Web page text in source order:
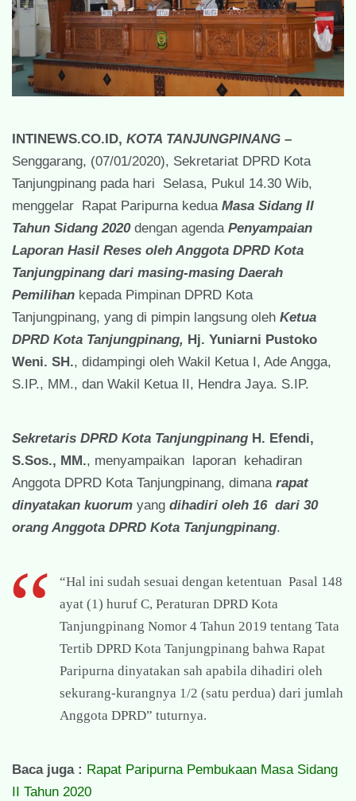
INTINEWS.CO.ID, KOTA TANJUNGPINANG –
Senggarang, (07/01/2020), Sekretariat DPRD Kota
Tanjungpinang pada hari Selasa, Pukul 14.30 Wib,
menggelar Rapat Paripurna kedua Masa Sidang II
Tahun Sidang 2020dengan agenda Penyampaian
Laporan Hasil Reses oleh Anggota DPRD Kota
Tanjungpinang dari masing-masing Daerah
Pemilihan kepada Pimpinan DPRD Kota
Tanjungpinang, yang di pimpin langsung oleh Ketua
DPRD Kota Tanjungpinang, Hj. Yuniarni Pustoko
Weni. SH., didampingi oleh Wakil Ketua I, Ade Angga,
S.IP., MM., dan Wakil Ketua II, Hendra Jaya. S.IP.
Sekretaris DPRD Kota Tanjungpinang H. Efendi,
S.Sos., MM., menyampaikan laporan kehadiran
Anggota DPRD Kota Tanjungpinang, dimana rapat
dinyatakan kuorum yang dihadiri oleh 16 dari 30
orang Anggota DPRD Kota Tanjungpinang.
“Hal ini sudah sesuai dengan ketentuan Pasal 148
ayat (1) huruf C, Peraturan DPRD Kota
Tanjungpinang Nomor 4 Tahun 2019 tentang Tata
Tertib DPRD Kota Tanjungpinang bahwa Rapat
Paripurna dinyatakan sah apabila dihadiri oleh
sekurang-kurangnya 1/2 (satu perdua) dari jumlah
Anggota DPRD” tuturnya.
Baca juga : Rapat Paripurna Pembukaan Masa Sidang
II Tahun 2020